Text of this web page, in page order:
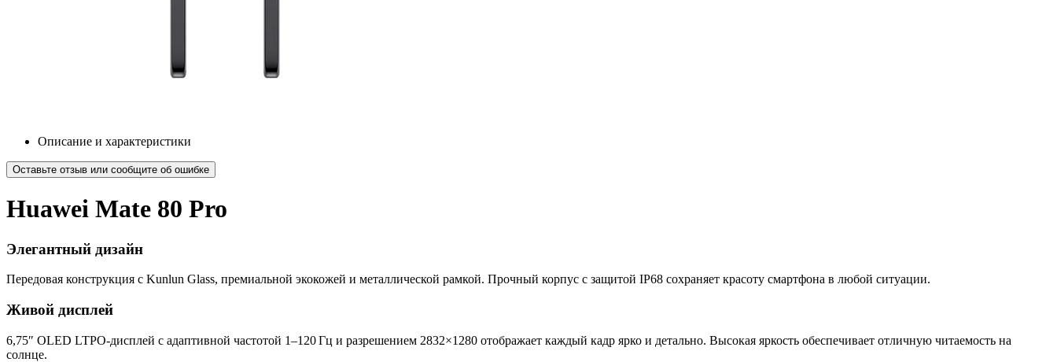
Описание и характеристики
Оставьте отзыв или сообщите об ошибке
Huawei Mate 80 Pro
Элегантный дизайн
Передовая конструкция с Kunlun Glass, премиальной экокожей и металлической рамкой. Прочный корпус с защитой IP68 сохраняет красоту смартфона в любой ситуации.
Живой дисплей
6,75″ OLED LTPO-дисплей с адаптивной частотой 1–120 Гц и разрешением 2832×1280 отображает каждый кадр ярко и детально. Высокая яркость обеспечивает отличную читаемость на
солнце.